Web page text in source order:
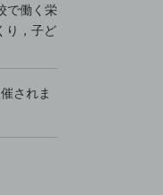
で働く栄
，子ど
されま